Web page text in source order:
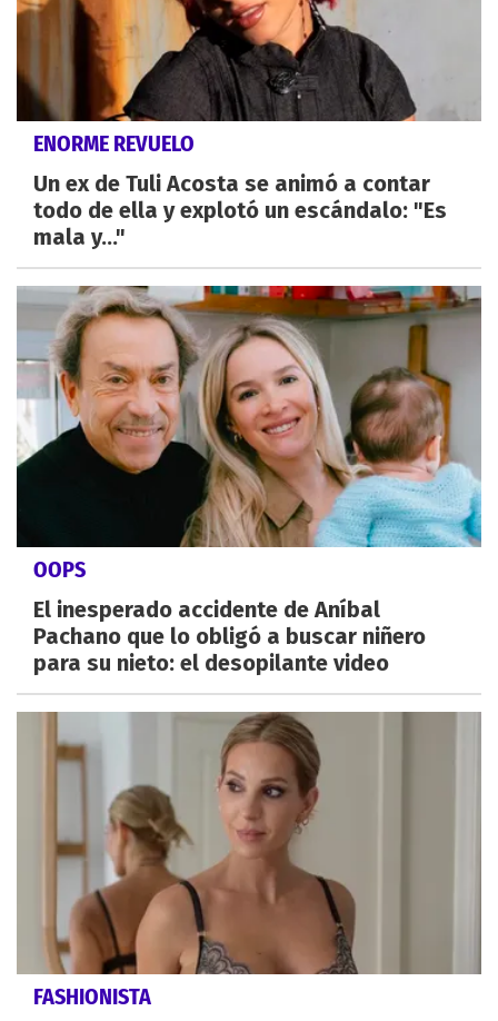
ENORME REVUELO
Un ex de Tuli Acosta se animó a contar
todo de ella y explotó un escándalo: "Es
mala y..."
OOPS
El inesperado accidente de Aníbal
Pachano que lo obligó a buscar niñero
para su nieto: el desopilante video
FASHIONISTA